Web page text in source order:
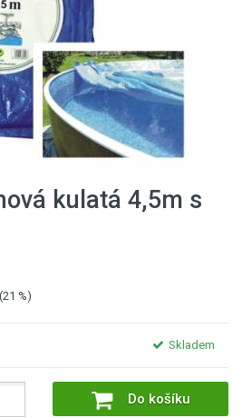
kulatá 4,5m s
%)
Skladem
Do košíku